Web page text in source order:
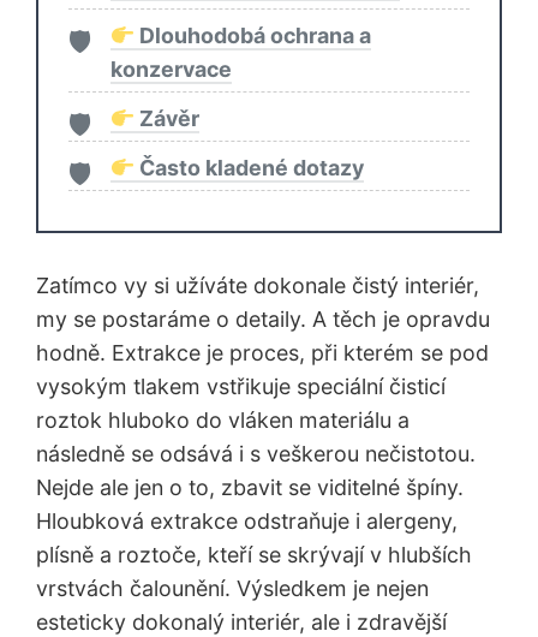
Dlouhodobá ochrana a
konzervace
Závěr
Často kladené dotazy
Zatímco vy si užíváte dokonale čistý interiér,
my se postaráme o detaily. A těch je opravdu
hodně. Extrakce je proces, při kterém se pod
vysokým tlakem vstřikuje speciální čisticí
roztok hluboko do vláken materiálu a
následně se odsává i s veškerou nečistotou.
Nejde ale jen o to, zbavit se viditelné špíny.
Hloubková extrakce odstraňuje i alergeny,
plísně a roztoče, kteří se skrývají v hlubších
vrstvách čalounění. Výsledkem je nejen
esteticky dokonalý interiér, ale i zdravější